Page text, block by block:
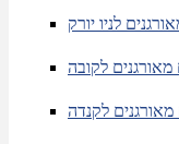
לניו יורק
מאורגנים לקובה
מאורגנים לקנדה